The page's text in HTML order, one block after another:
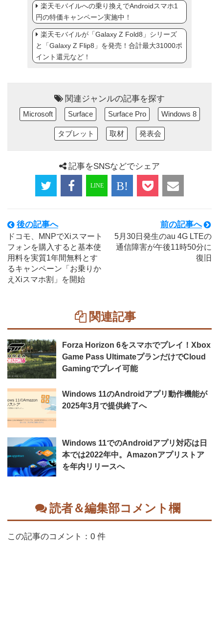
楽天モバイルへの乗り換えでAndroidスマホ1
円の特価キャンペーン実施中！
楽天モバイルが「Galaxy Z Fold8」シリーズ
と「Galaxy Z Flip8」を発売！合計最大31000ポ
イント還元など！
関連ジャンルの記事を探す
Microsoft Surface Surface Pro Windows 8
タブレット 取材 発表会
記事をSNSなどでシェア
後の記事へ
ドコモ、MNPでXiスマート
フォンを購入すると基本使
用料を実質1年間無料とす
るキャンペーン「お乗りか
えXiスマホ割」を開始
前の記事へ
5月30日発生のau 4G LTEの
通信障害が午後11時50分に
復旧
関連記事
Forza Horizon 6をスマホでプレイ！Xbox
Game Pass UltimateプランだけでCloud
Gamingでプレイ可能
Windows 11のAndroidアプリ動作機能が
2025年3月で提供終了へ
Windows 11でのAndroidアプリ対応は日
本では2022年中。Amazonアプリストア
を年内リリースへ
読者＆編集部コメント欄
この記事のコメント：0 件